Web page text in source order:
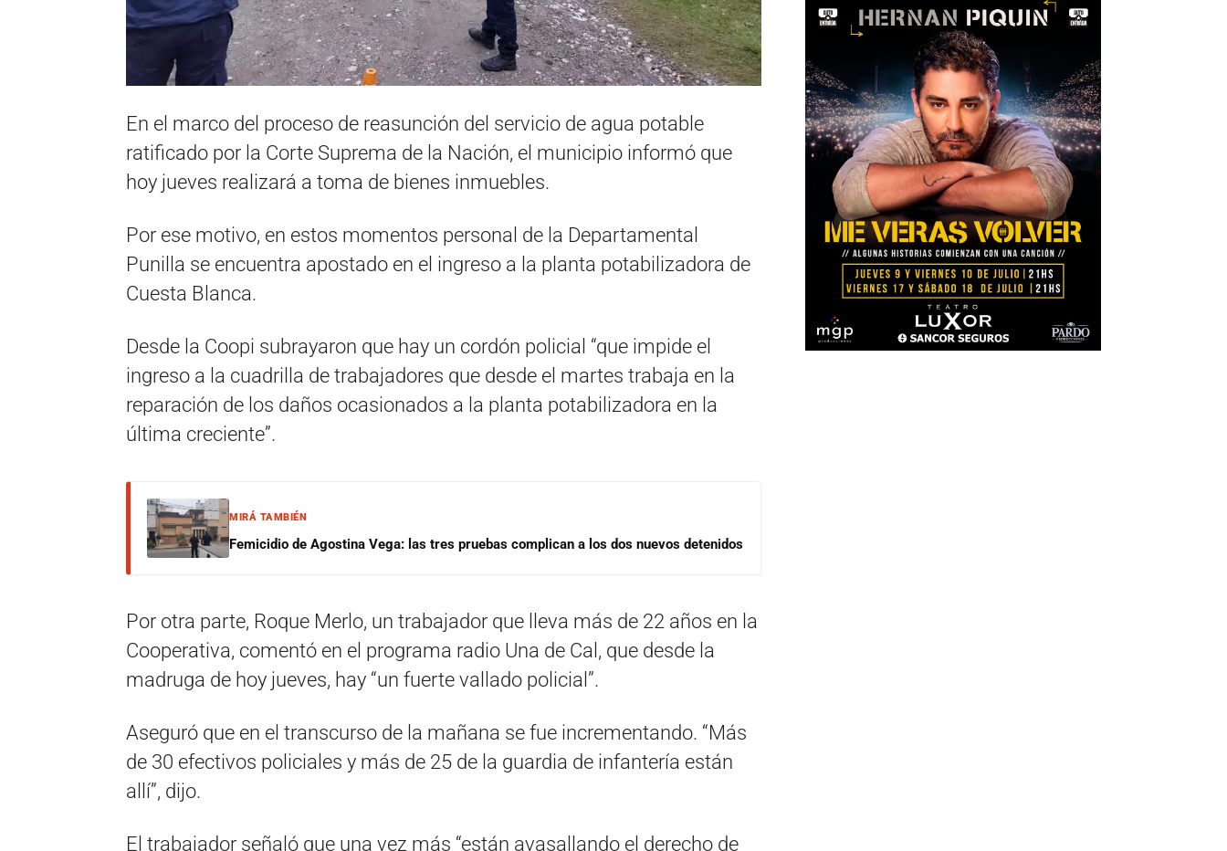
En el marco del proceso de reasunción del servicio de agua potable
ratificado por la Corte Suprema de la Nación, el municipio informó que
hoy jueves realizará a toma de bienes inmuebles.
Por ese motivo, en estos momentos personal de la Departamental
Punilla se encuentra apostado en el ingreso a la planta potabilizadora de
Cuesta Blanca.
Desde la Coopi subrayaron que hay un cordón policial “que impide el
ingreso a la cuadrilla de trabajadores que desde el martes trabaja en la
reparación de los daños ocasionados a la planta potabilizadora en la
última creciente”.
MIRÁ TAMBIÉN
Femicidio de Agostina Vega: las tres pruebas complican a los dos nuevos detenidos
Por otra parte, Roque Merlo, un trabajador que lleva más de 22 años en la
Cooperativa, comentó en el programa radio Una de Cal, que desde la
madruga de hoy jueves, hay “un fuerte vallado policial”.
Aseguró que en el transcurso de la mañana se fue incrementando. “Más
de 30 efectivos policiales y más de 25 de la guardia de infantería están
allí”, dijo.
El trabajador señaló que una vez más “están avasallando el derecho de